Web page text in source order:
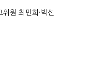
원 최민희·박선